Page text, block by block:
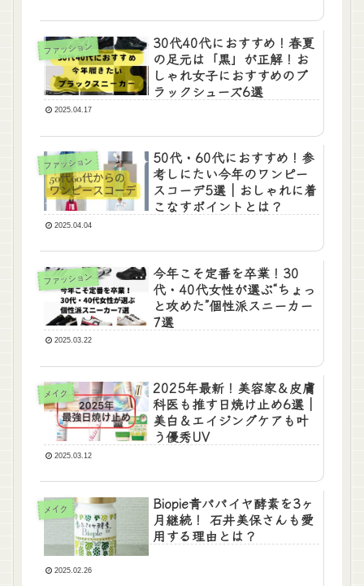
ファッション
30代40代におすすめ！春夏
の足元は「黒」が正解！お
しゃれ女子におすすめのブ
ラックシューズ6選
2025.04.17
ファッション
50代・60代におすすめ！参
考しにたい今年のワンピー
スコーデ5選｜おしゃれに着
こなすポイントとは？
2025.04.04
ファッション
今年こそ定番を卒業！30
代・40代女性が選ぶ“ちょっ
と攻めた”個性派スニーカー
7選
2025.03.22
メイク
2025年最新！美容家＆皮膚
科医も推す日焼け止め6選｜
美白＆エイジングケアも叶
う優秀UV
2025.03.12
メイク
Biopie青パパイヤ酵素を3ヶ
月継続！ 石井美保さんも愛
用する理由とは？
2025.02.26